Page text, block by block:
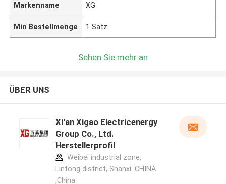
Markenname XG
Min Bestellmenge 1 Satz
Sehen Sie mehr an
ÜBER UNS
Xi'an Xigao Electricenergy
Group Co., Ltd.
Herstellerprofil
Weibei industrial zone,
Lintong district, Shanxi. CHINA
,China